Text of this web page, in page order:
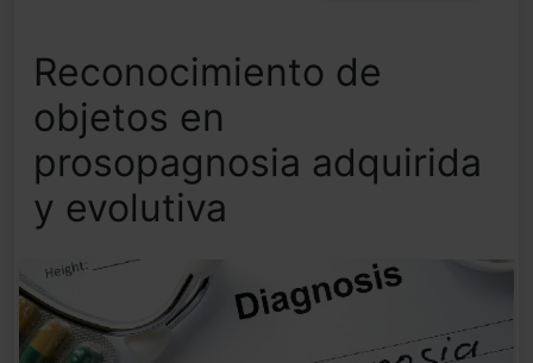
Reconocimiento de
objetos en
prosopagnosia adquirida
y evolutiva